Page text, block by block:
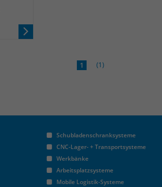
1 (1)
Schubladenschranksysteme
CNC-Lager- + Transportsysteme
Werkbänke
Arbeitsplatzsysteme
Mobile Logistik-Systeme